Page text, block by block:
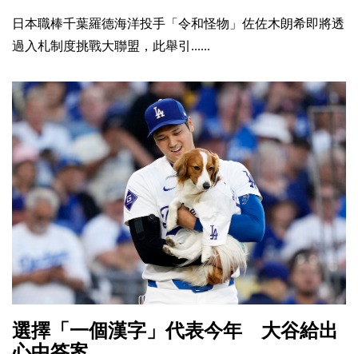
日本職棒千葉羅德海洋投手「令和怪物」佐佐木朗希即將透
過入札制度挑戰大聯盟，此舉引......
選擇「一個漢字」代表今年 大谷給出